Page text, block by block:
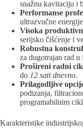
snažnu kavitaciju i
Performanse
ultrazvučne
Visoka
serijsko čišćenje i
Robustna
za dugotrajan rad
Prošireni radni
do 12 sati dnevno.
Prilagodljive
podizanja,
programabilnim
Karakteristike